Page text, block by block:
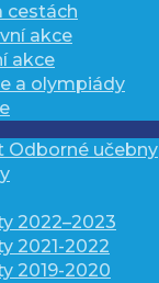
cestách
akce
akce
a olympiády
Odborné učebny
2022–2023
2021-2022
2019-2020